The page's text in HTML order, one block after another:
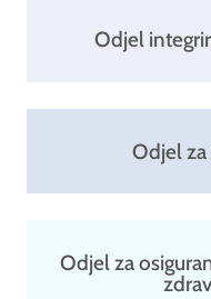
Odjel
Odjel
Odjel za